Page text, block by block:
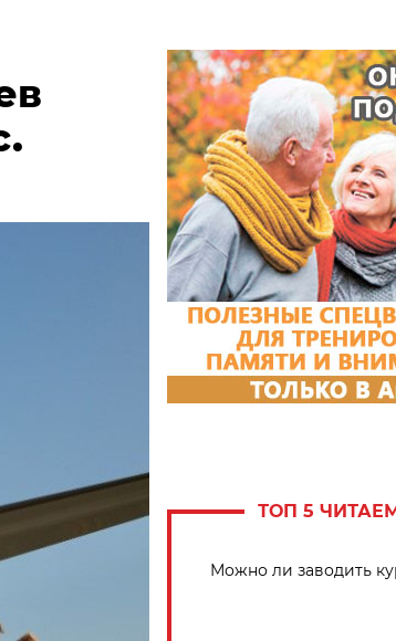
ТОП 5
Можно ли заводить